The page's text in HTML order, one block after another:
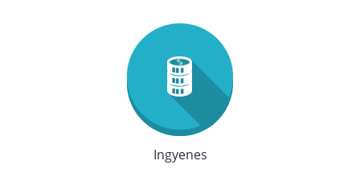
Ingyenes